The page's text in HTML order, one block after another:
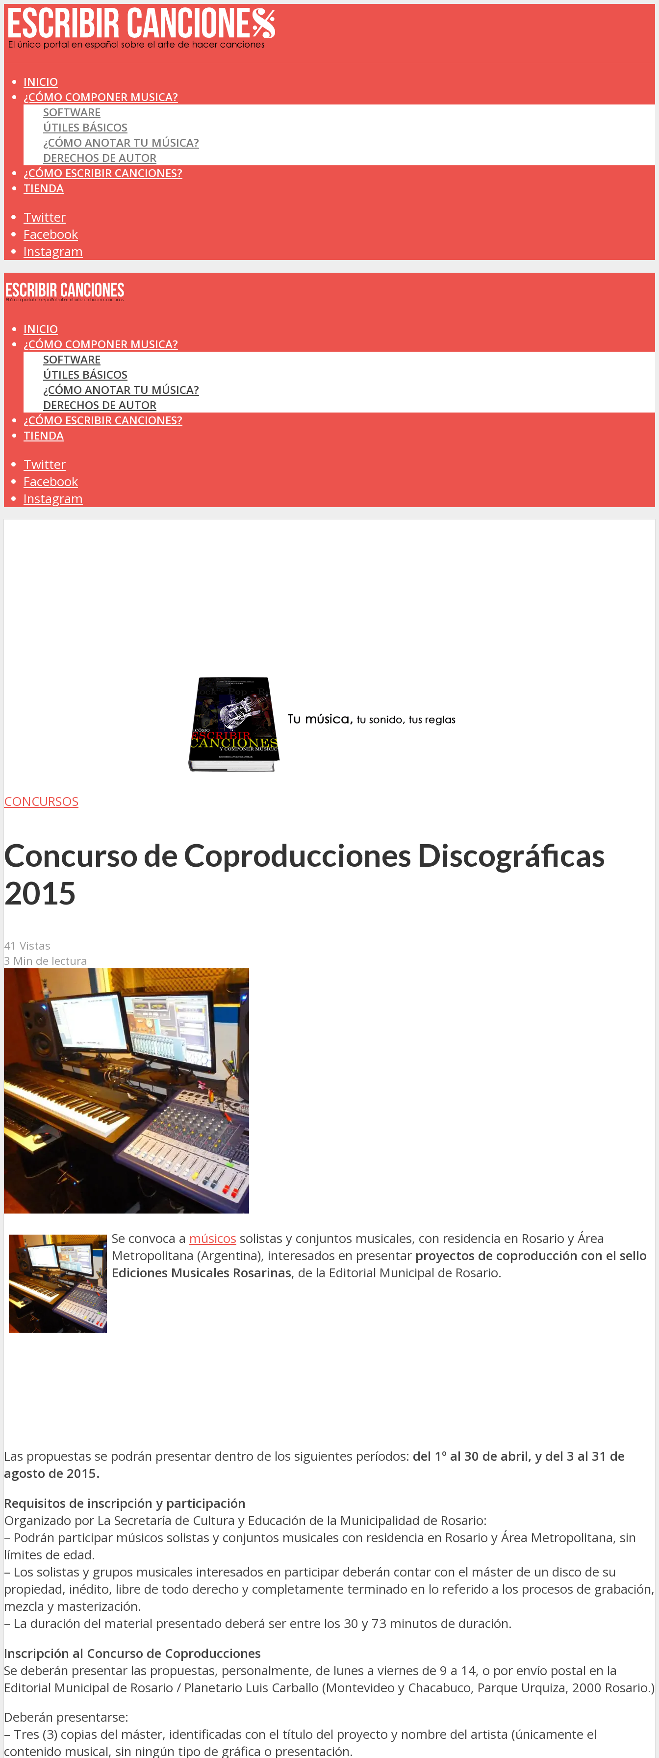
INICIO
¿CÓMO COMPONER MUSICA?
SOFTWARE
ÚTILES BÁSICOS
¿CÓMO ANOTAR TU MÚSICA?
DERECHOS DE AUTOR
¿CÓMO ESCRIBIR CANCIONES?
TIENDA
Twitter
Facebook
Instagram
INICIO
¿CÓMO COMPONER MUSICA?
SOFTWARE
ÚTILES BÁSICOS
¿CÓMO ANOTAR TU MÚSICA?
DERECHOS DE AUTOR
¿CÓMO ESCRIBIR CANCIONES?
TIENDA
Twitter
Facebook
Instagram
CONCURSOS
Concurso de Coproducciones Discográficas
2015
41 Vistas
3 Min de lectura
Se convoca a músicos solistas y conjuntos musicales, con residencia en Rosario y Área
Metropolitana (Argentina), interesados en presentar proyectos de coproducción con el sello
Ediciones Musicales Rosarinas, de la Editorial Municipal de Rosario.
Las propuestas se podrán presentar dentro de los siguientes períodos: del 1º al 30 de abril, y del 3 al 31 de
agosto de 2015.
Requisitos de inscripción y participación
Organizado por La Secretaría de Cultura y Educación de la Municipalidad de Rosario:
– Podrán participar músicos solistas y conjuntos musicales con residencia en Rosario y Área Metropolitana, sin
límites de edad.
– Los solistas y grupos musicales interesados en participar deberán contar con el máster de un disco de su
propiedad, inédito, libre de todo derecho y completamente terminado en lo referido a los procesos de grabación,
mezcla y masterización.
– La duración del material presentado deberá ser entre los 30 y 73 minutos de duración.
Inscripción al Concurso de Coproducciones
Se deberán presentar las propuestas, personalmente, de lunes a viernes de 9 a 14, o por envío postal en la
Editorial Municipal de Rosario / Planetario Luis Carballo (Montevideo y Chacabuco, Parque Urquiza, 2000 Rosario.)
Deberán presentarse:
– Tres (3) copias del máster, identificadas con el título del proyecto y nombre del artista (únicamente el
contenido musical, sin ningún tipo de gráfica o presentación.